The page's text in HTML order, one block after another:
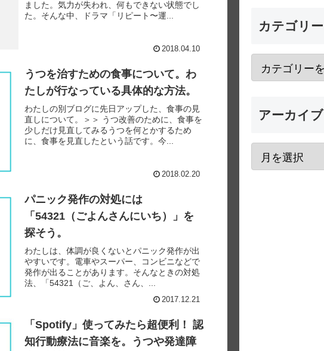
ました。気力が失われ、何もできない状態でし
た。そんな中、ドラマ「リピート〜運...
2018.04.10
うつを治すための食事について。わ
たしが行なっている具体的な方法。
わたしの別ブログに先日アップした、食事の見
直しについて。＞＞ うつ改善のために、食事を
少しだけ見直してみるうつを何とかするため
に、食事を見直したという話です。今...
2018.02.20
パニック発作の対処には
「54321（ごよんさんにいち）」を
探そう。
わたしは、体調が良くないとパニック発作が出
やすいです。電車やスーパー、コンビニなどで
発作が出ることがあります。そんなときの対処
法、「54321（ご、よん、さん、...
2017.12.21
「Spotify」使ってみたら超便利！ 認
知行動療法に音楽を。うつや発達障
カテゴリー
アーカイブ